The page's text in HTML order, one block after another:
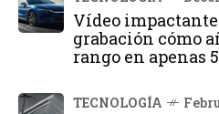
Vídeo
grabación cómo
rango en apenas
TECNOLOGÍA